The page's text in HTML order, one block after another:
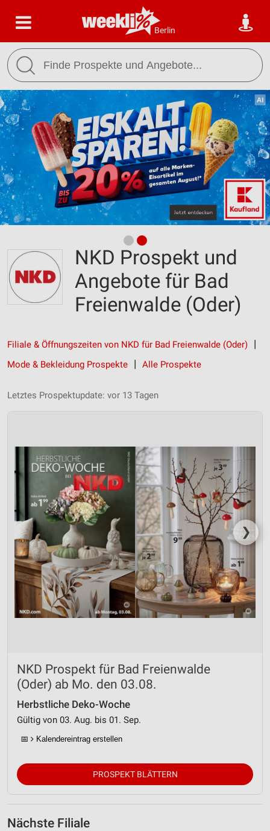
Berlin
NKD Prospekt und
Angebote für Bad
Freienwalde (Oder)
Filiale & Öffnungszeiten von NKD für Bad Freienwalde (Oder)
Mode & Bekleidung Prospekte
Alle Prospekte
Letztes Prospektupdate: vor 13 Tagen
❯
NKD Prospekt für Bad Freienwalde
(Oder) ab Mo. den 03.08.
Herbstliche Deko-Woche
Gültig von 03. Aug. bis 01. Sep.
📅 Kalendereintrag erstellen
PROSPEKT BLÄTTERN
Nächste Filiale